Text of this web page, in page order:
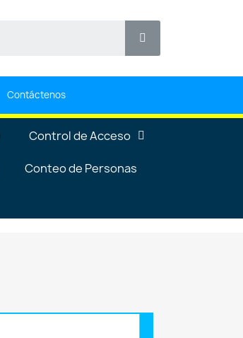
Contáctenos
Control de Acceso
Conteo de Personas